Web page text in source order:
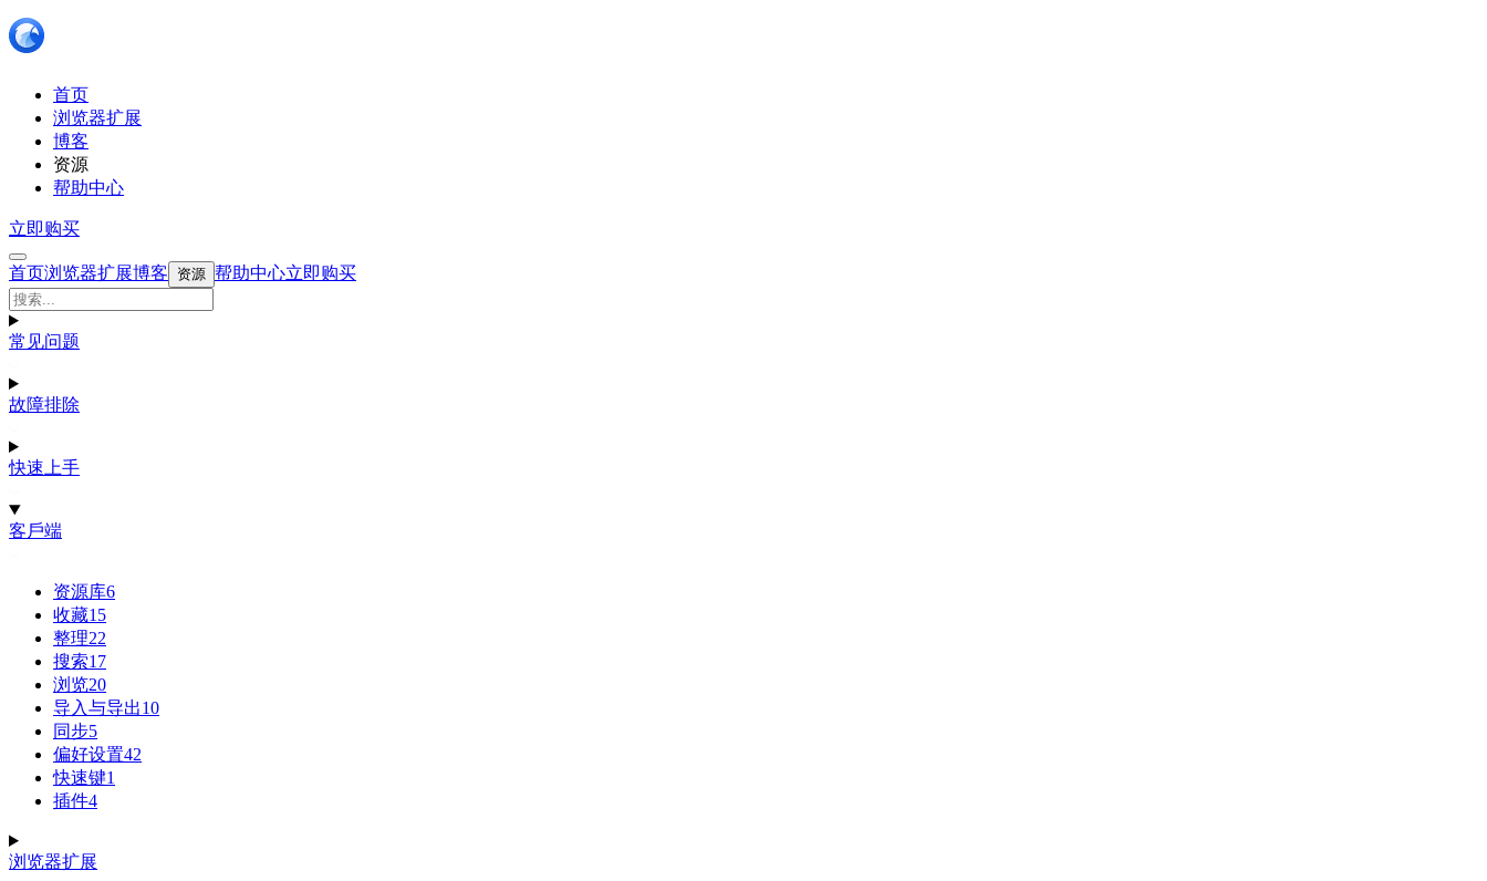
首页
浏览器扩展
博客
资源
帮助中心
立即购买
首页浏览器扩展博客 资源 帮助中心立即购买
常见问题
故障排除
快速上手
客戶端
资源库6
收藏15
整理22
搜索17
浏览20
导入与导出10
同步5
偏好设置42
快速键1
插件4
浏览器扩展